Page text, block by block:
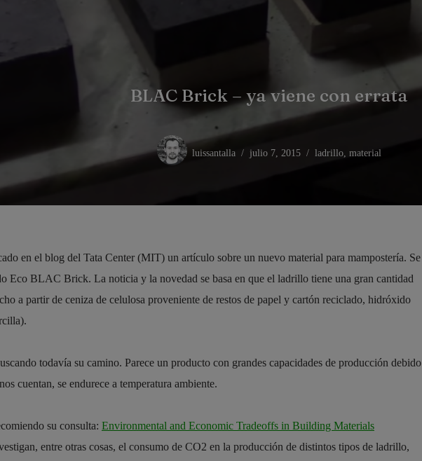
BLAC Brick – ya viene con errata
luissantalla julio 7, 2015 ladrillo material
en el blog del Tata Center (MIT) un artículo sobre un nuevo material para mampostería. Se
Eco BLAC Brick. La noticia y la novedad se basa en que el ladrillo tiene una gran cantidad
a partir de ceniza de celulosa proveniente de restos de papel y cartón reciclado, hidróxido
todavía su camino. Parece un producto con grandes capacidades de producción debido
cuentan, se endurece a temperatura ambiente.
su consulta: Environmental and Economic Tradeoffs in Building Materials
entre otras cosas, el consumo de CO2 en la producción de distintos tipos de ladrillo,